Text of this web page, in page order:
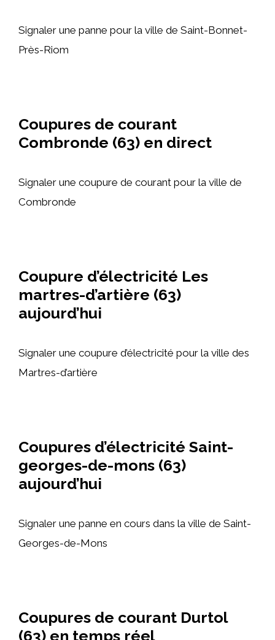
Signaler une panne pour la ville de Saint-Bonnet-
Près-Riom
Coupures de courant
Combronde (63) en direct
Signaler une coupure de courant pour la ville de
Combronde
Coupure d’électricité Les
martres-d’artière (63)
aujourd’hui
Signaler une coupure d’électricité pour la ville des
Martres-d’artière
Coupures d’électricité Saint-
georges-de-mons (63)
aujourd’hui
Signaler une panne en cours dans la ville de Saint-
Georges-de-Mons
Coupures de courant Durtol
(63) en temps réel